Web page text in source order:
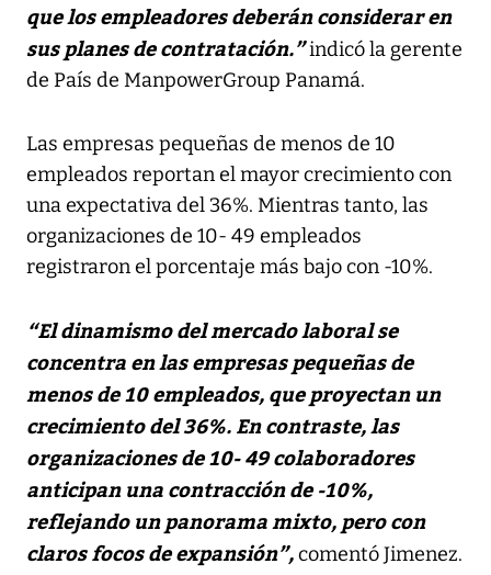
que los empleadores deberán considerar en
sus planes de contratación.”indicó la gerente
de País de ManpowerGroup Panamá.
Las empresas pequeñas de menos de 10
empleados reportan el mayor crecimiento con
una expectativa del 36%. Mientras tanto, las
organizaciones de 10- 49 empleados
registraron el porcentaje más bajo con -10%.
“El dinamismo del mercado laboral se
concentra en las empresas pequeñas de
menos de 10 empleados, que proyectan un
crecimiento del 36%. En contraste, las
organizaciones de 10- 49 colaboradores
anticipan una contracción de -10%,
reflejando un panorama mixto, pero con
claros focos de expansión”,comentó Jimenez.